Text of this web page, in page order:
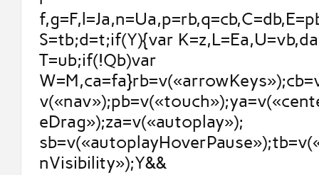
S=tb;d=t;if(Y){var
T=ub;if(!Qb)var
eDrag»);za=v(«autoplay»);
nVisibility»);Y&&